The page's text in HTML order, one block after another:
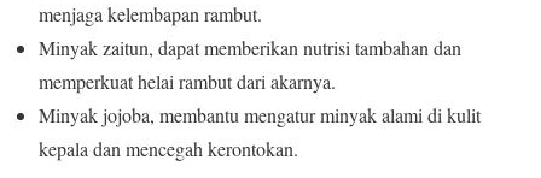
menjaga kelembapan rambut.
Minyak zaitun, dapat memberikan nutrisi tambahan dan
memperkuat helai rambut dari akarnya.
Minyak jojoba, membantu mengatur minyak alami di kulit
kepala dan mencegah kerontokan.